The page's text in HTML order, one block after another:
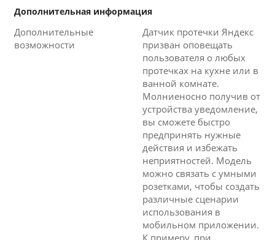
Дополнительная информация
Дополнительные
возможности
Датчик протечки Яндекс
призван оповещать
пользователя о любых
протечках на кухне или в
ванной комнате.
Молниеносно получив от
устройства уведомление,
вы сможете быстро
предпринять нужные
действия и избежать
неприятностей. Модель
можно связать с умными
розетками, чтобы создать
различные сценарии
использования в
мобильном приложении.